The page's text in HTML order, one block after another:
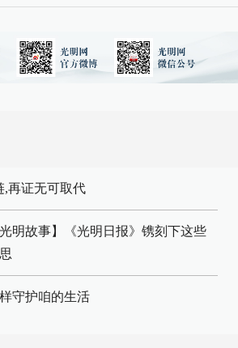
,再证无可取代
明故事】《光明日报》镌刻下这些
守护咱的生活